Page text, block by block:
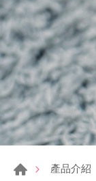
產品介紹